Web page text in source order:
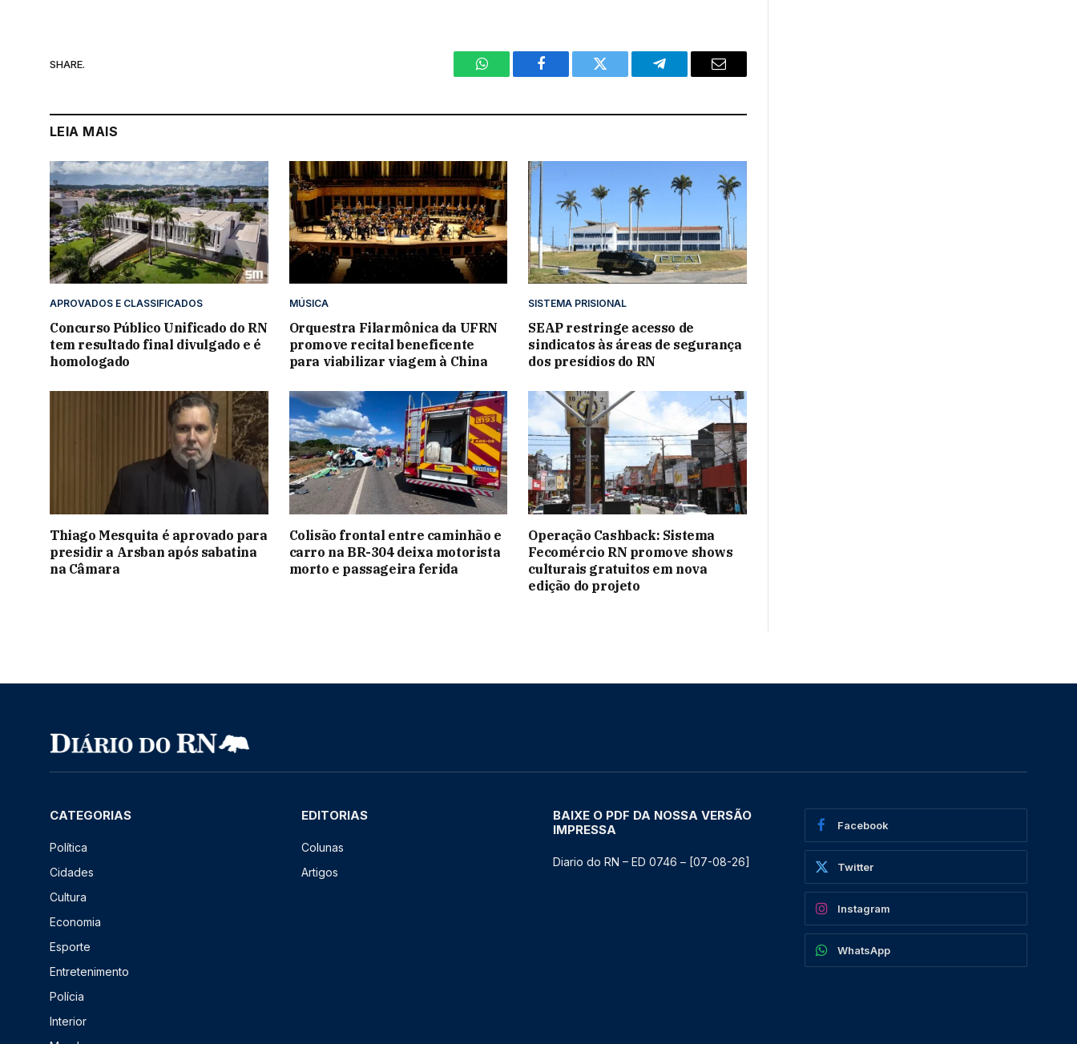
SHARE.
WhatsAppFacebook Twitter Telegram Email
LEIA MAIS
APROVADOS E CLASSIFICADOS
Concurso Público Unificado do RN
tem resultado final divulgado e é
homologado
MÚSICA
Orquestra Filarmônica da UFRN
promove recital beneficente
para viabilizar viagem à China
SISTEMA PRISIONAL
SEAP restringe acesso de
sindicatos às áreas de segurança
dos presídios do RN
Thiago Mesquita é aprovado para
presidir a Arsban após sabatina
na Câmara
Colisão frontal entre caminhão e
carro na BR-304 deixa motorista
morto e passageira ferida
Operação Cashback: Sistema
Fecomércio RN promove shows
culturais gratuitos em nova
edição do projeto
CATEGORIAS
Política
Cidades
Cultura
Economia
Esporte
Entretenimento
Polícia
Interior
EDITORIAS
Colunas
Artigos
BAIXE O PDF DA NOSSA VERSÃO
IMPRESSA
Diario do RN – ED 0746 – [07-08-26]
Facebook
Twitter
Instagram
WhatsApp